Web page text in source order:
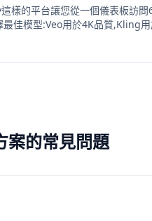
樣的平台讓您從一個儀表板訪
佳模型:Veo用於4K品質,Kling
的常見問題